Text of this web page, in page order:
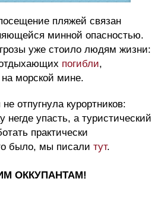
пляжей связан
минной опасностью.
уже стоило людям жизни:
погибли,
морской мине.
отпугнула курортников:
негде упасть, а туристический
практически
было, мы писали тут.
ОККУПАНТАМ!